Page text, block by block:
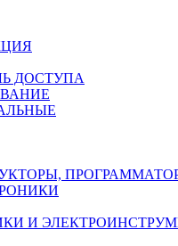
ДОСТУПА
И